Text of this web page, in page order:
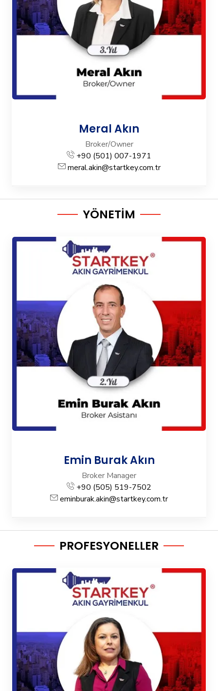
Meral Akın
Broker/Owner
+90 (501) 007-1971
meral.akin@startkey.com.tr
YÖNETİM
Emin Burak Akın
Broker Manager
+90 (505) 519-7502
eminburak.akin@startkey.com.tr
PROFESYONELLER